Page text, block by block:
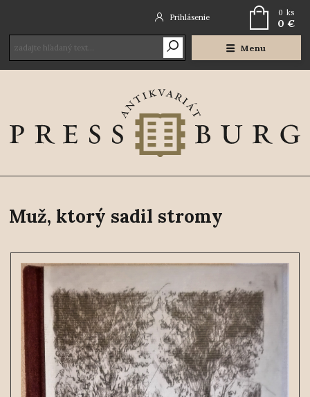
Menu
Prihlásenie 0 ks
0 €
Muž, ktorý sadil stromy